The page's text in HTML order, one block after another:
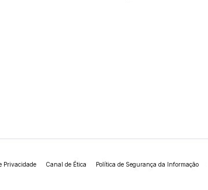
Privacidade Canal de Ética Política de Segurança da Informação